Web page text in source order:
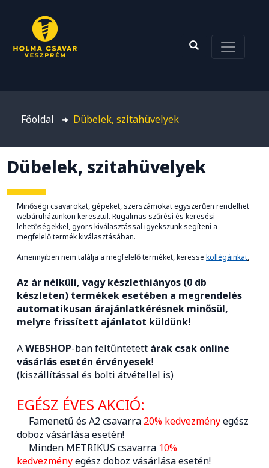
Főoldal Dübelek, szitahüvelyek
Dübelek, szitahüvelyek
Minőségi csavarokat, gépeket, szerszámokat egyszerűen rendelhet
webáruházunkon keresztül. Rugalmas szűrési és keresési
lehetőségekkel, gyors kiválasztással igyekszünk segíteni a
megfelelő termék kiválasztásában.
Amennyiben nem találja a megfelelő terméket, keresse kollégáinkat.
Az ár nélküli, vagy készlethiányos (0 db
készleten) termékek esetében a megrendelés
automatikusan árajánlatkérésnek minősül,
melyre frissített ajánlatot küldünk!
AWEBSHOP-ban feltűntetett árak csak online
vásárlás esetén érvényesek!
(kiszállítással és bolti átvétellel is)
EGÉSZ ÉVES AKCIÓ:
Famenetű és A2 csavarra 20% kedvezményegész
doboz vásárlása esetén!
Minden METRIKUS csavarra 10%
kedvezményegész doboz vásárlása esetén!